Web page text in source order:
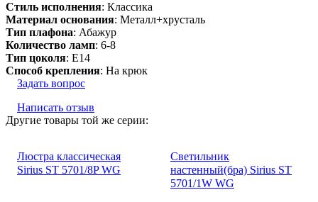
Стиль исполнения: Классика
Материал основания: Металл+хрусталь
Тип плафона: Абажур
Количество ламп: 6-8
Тип цоколя: E14
Способ крепления: На крюк
Задать вопрос
Написать отзыв
Другие товары той же серии:
Люстра классическая
Sirius SТ 5701/8P WG
Светильник
настенный(бра) Sirius SТ
5701/1W WG